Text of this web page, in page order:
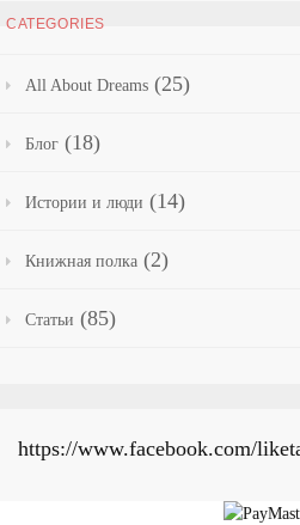
CATEGORIES
All About Dreams (25)
Блог (18)
Истории и люди (14)
Книжная полка (2)
Статьи (85)
https://www.facebook.com/